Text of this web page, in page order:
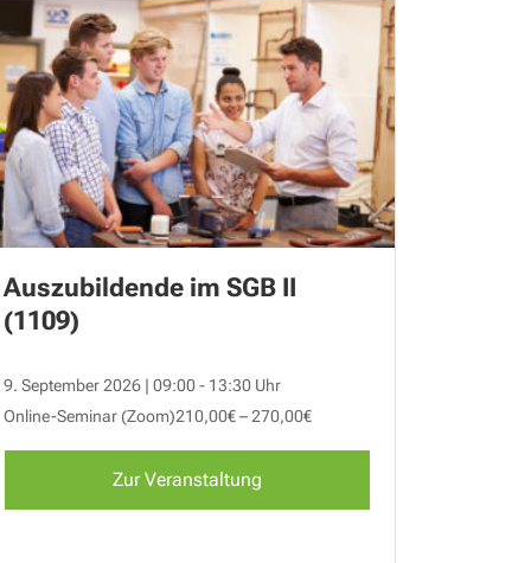
Auszubildende im SGB II
(1109)
9. September 2026 | 09:00 - 13:30 Uhr
Online-Seminar (Zoom)210,00€ – 270,00€
Zur Veranstaltung